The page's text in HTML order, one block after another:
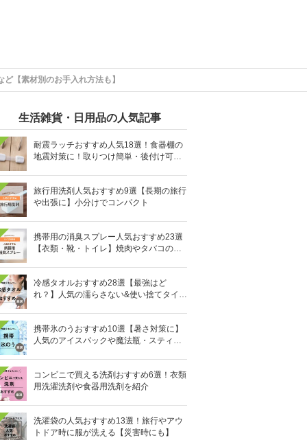
【素材別のお手入れ方法も】
生活雑貨・日用品の人気記事
耐震ラッチおすすめ人気18選！食器棚の
地震対策に！取りつけ簡単・後付け可能
旅行用洗剤人気おすすめ9選【長期の旅行
や出張に】小分けでコンパクト
携帯用の消臭スプレー人気おすすめ23選
【衣類・靴・トイレ】焼肉やタバコのニ
冷感タオルおすすめ28選【最強はど
れ？】人気の濡らさない&使い捨てタイプ
携帯氷のうおすすめ10選【暑さ対策に】
人気のアイスパックや魔法瓶・スティッ
コンビニで買える洗剤おすすめ6選！衣類
用洗濯洗剤や食器用洗剤を紹介
洗濯袋の人気おすすめ13選！旅行やアウ
トドア時に服が洗える【災害時にも】